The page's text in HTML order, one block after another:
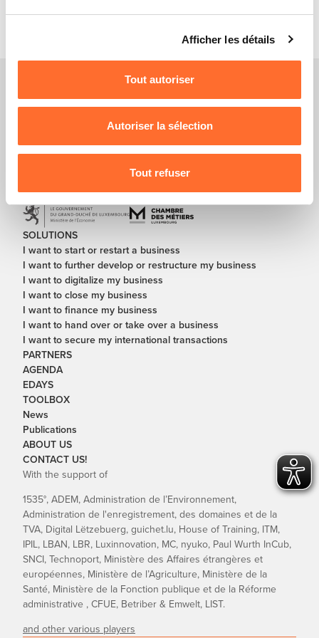
consentement à tout moment en cliquant sur l’icône
flottante en bas à gauche de chaque page.
nous utilisons lescookies et sommes amenés à traiter
vos données personnelles, vous pouvez consulter notre
protection des données personnelles.
Afficher les détails
Tout autoriser
Autoriser la sélection
Tout refuser
SOLUTIONS
I want to start or restart a business
I want to further develop or restructure my business
I want to digitalize my business
I want to close my business
I want to finance my business
I want to hand over or take over a business
I want to secure my international transactions
PARTNERS
AGENDA
EDAYS
TOOLBOX
News
Publications
ABOUT US
CONTACT US!
With the support of
1535°, ADEM, Administration de l’Environnement,
Administration de l'enregistrement, des domaines et de la
TVA, Digital Lëtzebuerg, guichet.lu, House of Training, ITM,
IPIL, LBAN, LBR, Luxinnovation, MC, nyuko, Paul Wurth InCub,
SNCI, Technoport, Ministère des Affaires étrangères et
européennes, Ministère de l’Agriculture, Ministère de la
Santé, Ministère de la Fonction publique et de la Réforme
administrative , CFUE, Betriber & Emwelt, LIST.
and other various players